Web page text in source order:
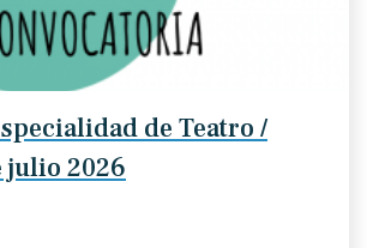
de Teatro /
julio 2026